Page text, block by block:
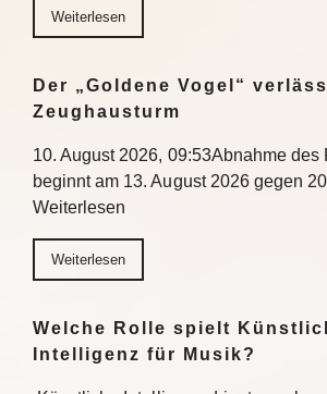
Weiterlesen
Der „Goldene Vogel“
Zeughausturm
10. August 2026, 09:53Abnahme des
beginnt am 13. August 2026 gegen
Weiterlesen
Weiterlesen
Welche Rolle spielt
Intelligenz für Musik?